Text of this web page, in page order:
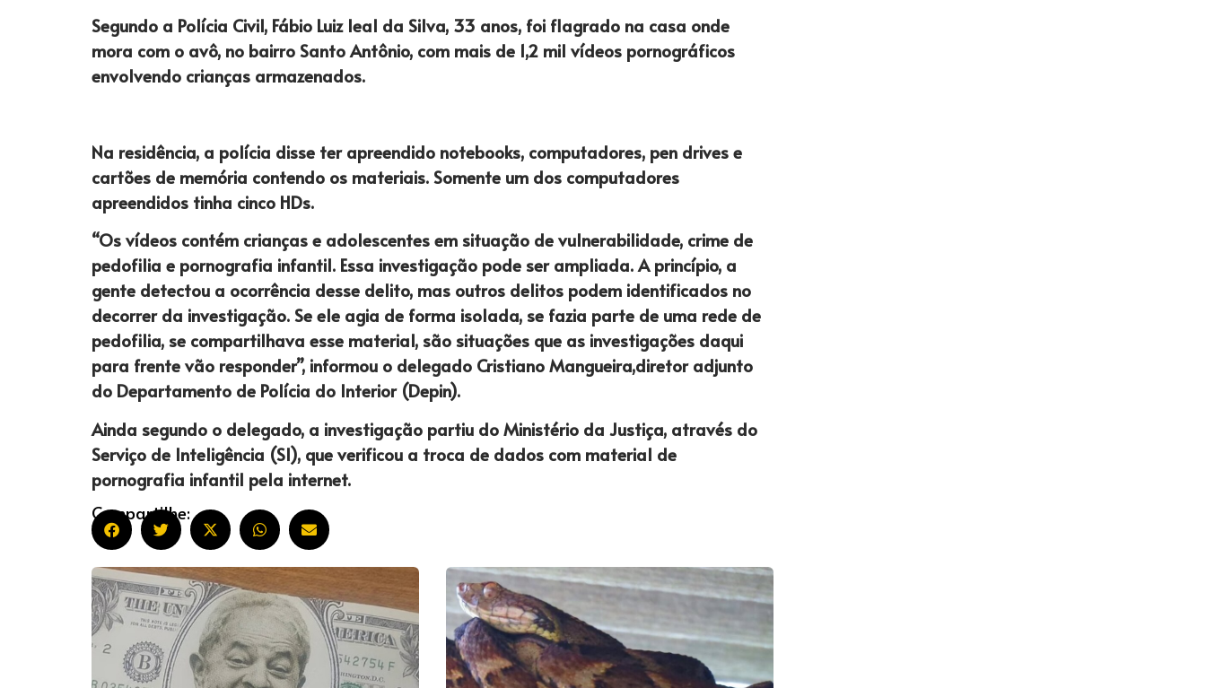
Segundo a Polícia Civil, Fábio Luiz leal da Silva, 33 anos, foi flagrado na casa onde
mora com o avô, no bairro Santo Antônio, com mais de 1,2 mil vídeos pornográficos
envolvendo crianças armazenados.
Na residência, a polícia disse ter apreendido notebooks, computadores, pen drives e
cartões de memória contendo os materiais. Somente um dos computadores
apreendidos tinha cinco HDs.
“Os vídeos contém crianças e adolescentes em situação de vulnerabilidade, crime de
pedofilia e pornografia infantil. Essa investigação pode ser ampliada. A princípio, a
gente detectou a ocorrência desse delito, mas outros delitos podem identificados no
decorrer da investigação. Se ele agia de forma isolada, se fazia parte de uma rede de
pedofilia, se compartilhava esse material, são situações que as investigações daqui
para frente vão responder”, informou o delegado Cristiano Mangueira,diretor adjunto
do Departamento de Polícia do Interior (Depin).
Ainda segundo o delegado, a investigação partiu do Ministério da Justiça, através do
Serviço de Inteligência (SI), que verificou a troca de dados com material de
pornografia infantil pela internet.
Compartilhe: